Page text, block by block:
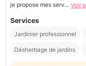
je propose mes serv... Voir
Services
Jardinier professionnel
Désherbage de jardins